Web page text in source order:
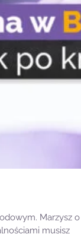
Marzysz o
musisz